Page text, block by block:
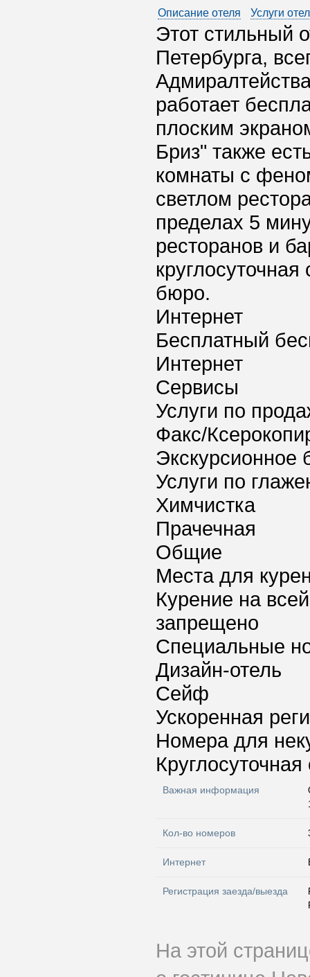
Описание отеля Услуги
Этот стильный
Петербурга,
работает
плоским
Бриз" также
комнаты с
светлом
пределах 5
ресторанов и
бюро.
Интернет
Бесплатный
Интернет
Сервисы
Услуги по
Факс/
Экскурсионное
Услуги по
Химчистка
Прачечная
Общие
Места для
Курение на
запрещено
Специальные
Дизайн-отель
Сейф
Ускоренная
Номера для
Важная информация
Кол-во номеров
Интернет
Регистрация заезда/выезда
На этой